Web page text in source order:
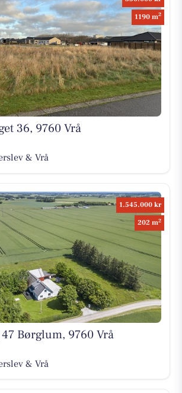
1190 m2
36, 9760 Vrå
& Vrå
1.545.000 kr
202 m2
Børglum, 9760 Vrå
& Vrå